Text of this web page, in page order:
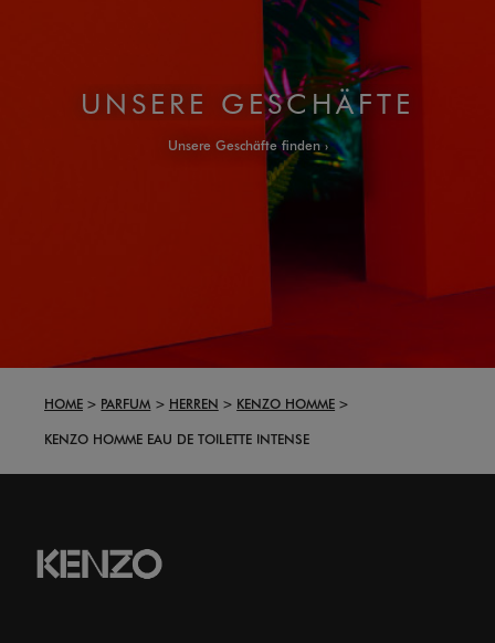
UNSERE GESCHÄFTE
Unsere Geschäfte finden
HOME PARFUM HERREN
KENZO HOMME
KENZO HOMME EAU DE TOILETTE INTENSE